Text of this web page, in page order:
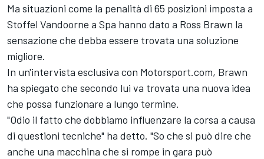
Ma situazioni come la penalità di 65 posizioni imposta a
Stoffel Vandoorne a Spa hanno dato a Ross Brawn la
sensazione che debba essere trovata una soluzione
migliore.
In un'intervista esclusiva con Motorsport.com, Brawn
ha spiegato che secondo lui va trovata una nuova idea
che possa funzionare a lungo termine.
"Odio il fatto che dobbiamo influenzare la corsa a causa
di questioni tecniche" ha detto. "So che si può dire che
anche una macchina che si rompe in gara può